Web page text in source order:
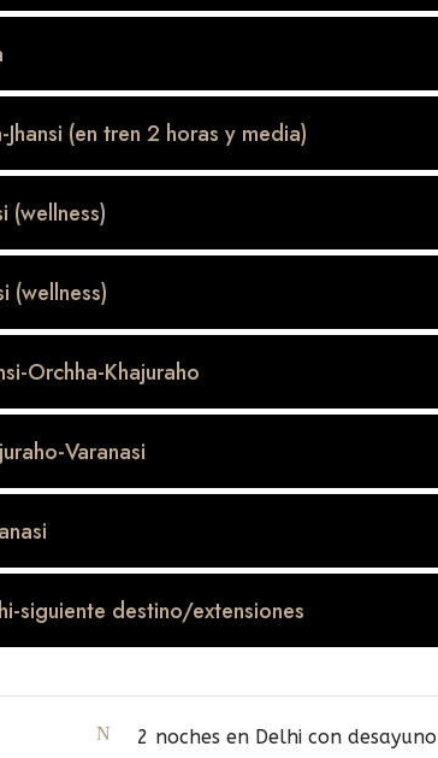
Jhansi (en tren 2 horas y media)
(wellness)
(wellness)
Orchha-Khajuraho
Varanasi
siguiente destino/extensiones
2 noches en Delhi con desayuno